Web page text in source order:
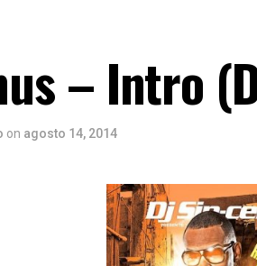
– Intro
on agosto 14, 2014